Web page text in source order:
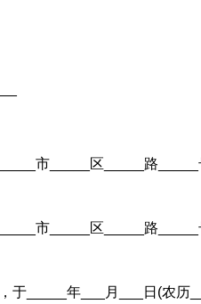
市_____区_____路
市_____区_____路
于_____年___月___日(农历